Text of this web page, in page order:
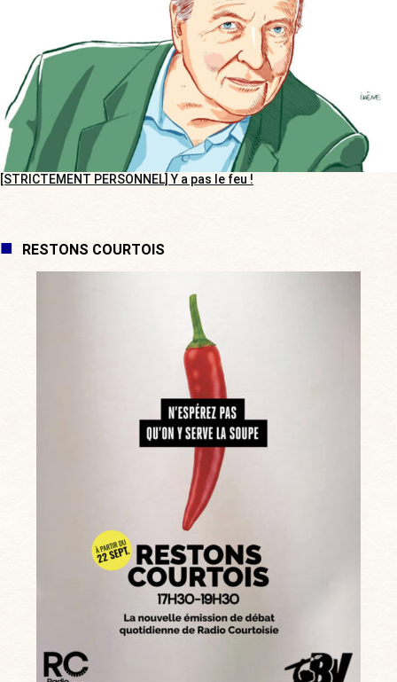
[STRICTEMENT PERSONNEL] Y a pas le feu !
RESTONS COURTOIS